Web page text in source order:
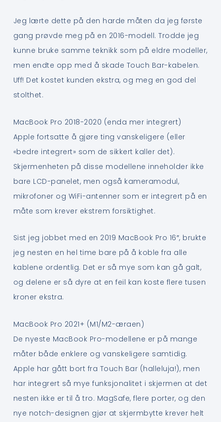
Jeg lærte dette på den harde måten da jeg første
gang prøvde meg på en 2016-modell. Trodde jeg
kunne bruke samme teknikk som på eldre modeller,
men endte opp med å skade Touch Bar-kabelen.
Uff! Det kostet kunden ekstra, og meg en god del
stolthet.
MacBook Pro 2018-2020 (enda mer integrert)
Apple fortsatte å gjøre ting vanskeligere (eller
«bedre integrert» som de sikkert kaller det).
Skjermenheten på disse modellene inneholder ikke
bare LCD-panelet, men også kameramodul,
mikrofoner og WiFi-antenner som er integrert på en
måte som krever ekstrem forsiktighet.
Sist jeg jobbet med en 2019 MacBook Pro 16″, brukte
jeg nesten en hel time bare på å koble fra alle
kablene ordentlig. Det er så mye som kan gå galt,
og delene er så dyre at en feil kan koste flere tusen
kroner ekstra.
MacBook Pro 2021+ (M1/M2-æraen)
De nyeste MacBook Pro-modellene er på mange
måter både enklere og vanskeligere samtidig.
Apple har gått bort fra Touch Bar (halleluja!), men
har integrert så mye funksjonalitet i skjermen at det
nesten ikke er til å tro. MagSafe, flere porter, og den
nye notch-designen gjør at skjermbytte krever helt